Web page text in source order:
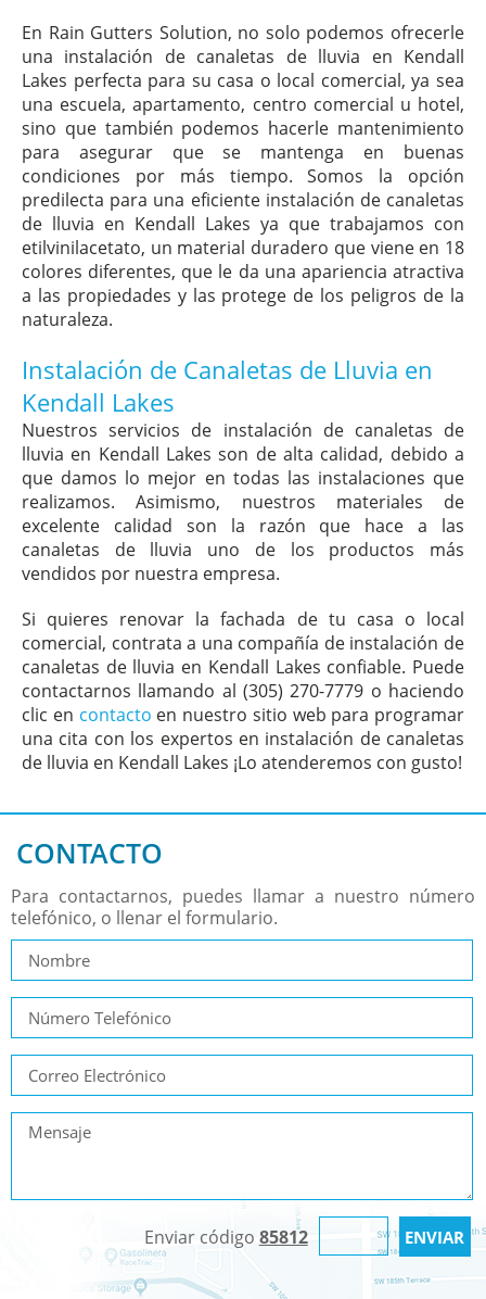
En Rain Gutters Solution, no solo podemos ofrecerle
una instalación de canaletas de lluvia en Kendall
Lakes perfecta para su casa o local comercial, ya sea
una escuela, apartamento, centro comercial u hotel,
sino que también podemos hacerle mantenimiento
para asegurar que se mantenga en buenas
condiciones por más tiempo. Somos la opción
predilecta para una eficiente instalación de canaletas
de lluvia en Kendall Lakes ya que trabajamos con
etilvinilacetato, un material duradero que viene en 18
colores diferentes, que le da una apariencia atractiva
a las propiedades y las protege de los peligros de la
naturaleza.
Instalación de Canaletas de Lluvia en
Kendall Lakes
Nuestros servicios de instalación de canaletas de
lluvia en Kendall Lakes son de alta calidad, debido a
que damos lo mejor en todas las instalaciones que
realizamos. Asimismo, nuestros materiales de
excelente calidad son la razón que hace a las
canaletas de lluvia uno de los productos más
vendidos por nuestra empresa.
Si quieres renovar la fachada de tu casa o local
comercial, contrata a una compañía de instalación de
canaletas de lluvia en Kendall Lakes confiable. Puede
contactarnos llamando al (305) 270-7779 o haciendo
clic en contacto en nuestro sitio web para programar
una cita con los expertos en instalación de canaletas
de lluvia en Kendall Lakes ¡Lo atenderemos con gusto!
CONTACTO
Para contactarnos, puedes llamar a nuestro número
telefónico, o llenar el formulario.
Enviar código 85812